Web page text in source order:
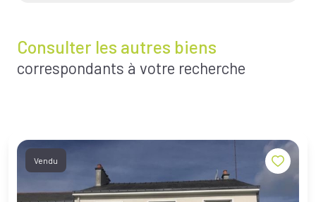
Consulter les autres biens
correspondants à votre recherche
Vendu